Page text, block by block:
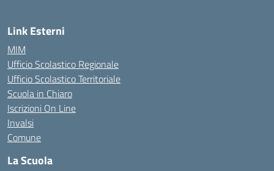
Link Esterni
MIM
Ufficio Scolastico Regionale
Ufficio Scolastico Territoriale
Scuola in Chiaro
Iscrizioni On Line
Invalsi
Comune
La Scuola